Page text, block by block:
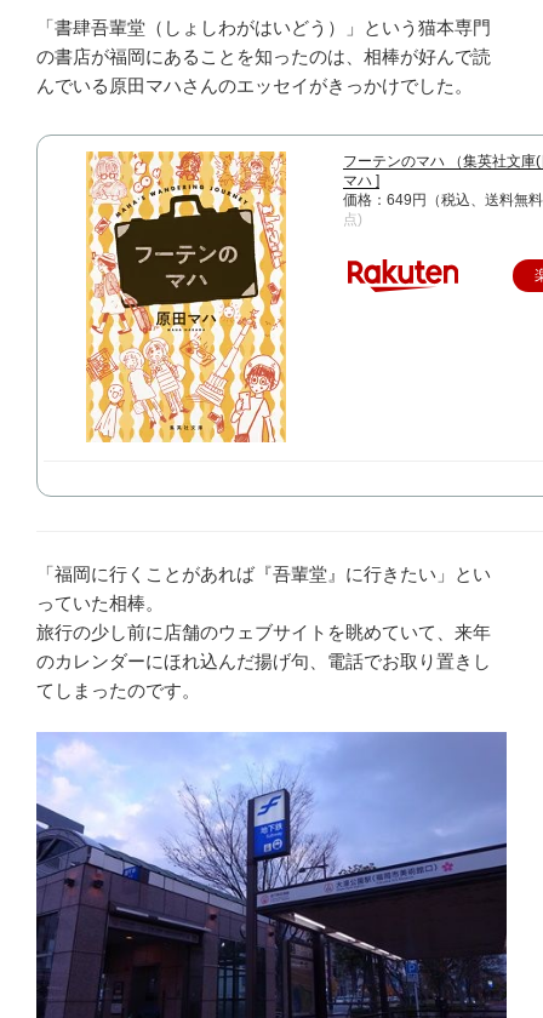
「書肆吾輩堂（しょしわがはいどう）」という猫本専門
の書店が福岡にあることを知ったのは、相棒が好んで読
んでいる原田マハさんのエッセイがきっかけでした。
フーテンのマハ （集英社文庫
マハ ]
価格：649円（税込、送料無
点)
「福岡に行くことがあれば『吾輩堂』に行きたい」とい
っていた相棒。
旅行の少し前に店舗のウェブサイトを眺めていて、来年
のカレンダーにほれ込んだ揚げ句、電話でお取り置きし
てしまったのです。